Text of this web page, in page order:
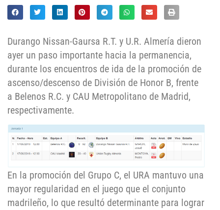
Durango Nissan-Gaursa R.T. y U.R. Almería dieron
ayer un paso importante hacia la permanencia,
durante los encuentros de ida de la promoción de
ascenso/descenso de División de Honor B, frente
a Belenos R.C. y CAU Metropolitano de Madrid,
respectivamente.
En la promoción del Grupo C, el URA mantuvo una
mayor regularidad en el juego que el conjunto
madrileño, lo que resultó determinante para lograr